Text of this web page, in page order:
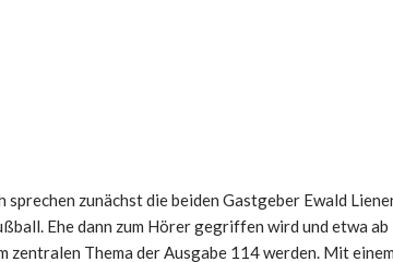
sprechen zunächst die beiden Gastgeber Ewald
Ehe dann zum Hörer gegriffen wird und etwa
zentralen Thema der Ausgabe 114 werden. Mit